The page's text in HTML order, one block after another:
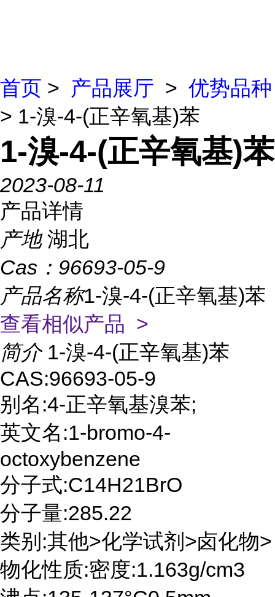
首页 > 产品展厅 > 优势品种
> 1-溴-4-(正辛氧基)苯
1-溴-4-(正辛氧基)苯
2023-08-11
产品详情
产地 湖北
Cas： 96693-05-9
产品名称1-溴-4-(正辛氧基)苯
查看相似产品 >
简介 1-溴-4-(正辛氧基)苯
CAS:96693-05-9
别名:4-正辛氧基溴苯;
英文名:1-bromo-4-
octoxybenzene
分子式:C14H21BrO
分子量:285.22
类别:其他>化学试剂>卤化物>
物化性质:密度:1.163g/cm3